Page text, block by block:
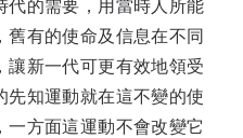
代的需要，用當時人所能
舊有的使命及信息在不同
讓新一代可更有效地領受
先知運動就在這不變的使
方面這運動不會改變它